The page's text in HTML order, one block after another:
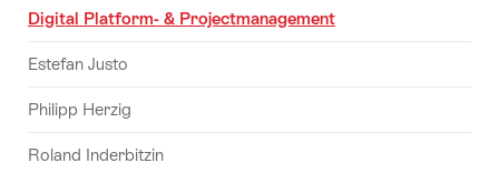
Digital Platform- & Projectmanagement
Estefan Justo
Philipp Herzig
Roland Inderbitzin